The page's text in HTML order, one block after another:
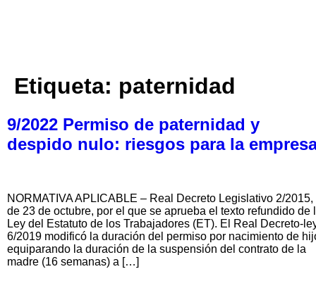
Etiqueta: paternidad
9/2022 Permiso de paternidad y
despido nulo: riesgos para la
NORMATIVA APLICABLE – Real Decreto Legislativo 2/2015,
de 23 de octubre, por el que se aprueba el texto refundido de
Ley del Estatuto de los Trabajadores (ET). El Real Decreto-
6/2019 modificó la duración del permiso por nacimiento de
equiparando la duración de la suspensión del contrato de la
madre (16 semanas) a […]